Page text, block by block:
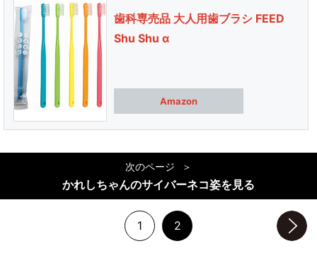
歯科専売品 大人用歯ブラシ FEED
Shu Shu α
Amazon
次のページ
かれしちゃんのサイバーネコ姿を見る
1 2